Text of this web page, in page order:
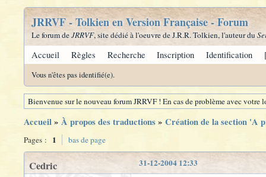
JRRVF - Tolkien en Version Française - Forum
Le forum deJRRVF, site dédié à l'oeuvre de J.R.R. Tolkien, l'auteur du
Accueil Règles Recherche Inscription Identification
Vous n'êtes pas identifié(e).
Bienvenue sur le nouveau forum JRRVF ! En cas de problème avec
Accueil» À propos des traductions» Création de la section 'A
Pages : 1 bas de page
31-12-2004 12:33
Cedric